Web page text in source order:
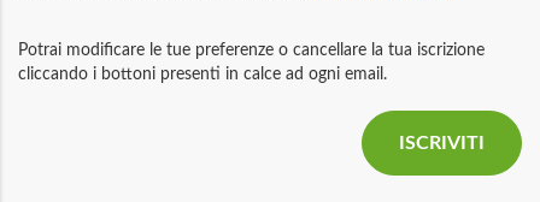
Potrai modificare le tue preferenze o cancellare la tua iscrizione
cliccando i bottoni presenti in calce ad ogni email.